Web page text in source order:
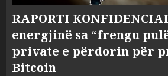
RAPORTI
energjinë sa “frengu
private e përdorin për
Bitcoin